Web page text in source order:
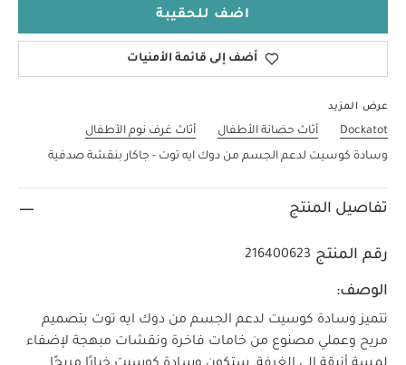
اضف للحقيبة
أضف إلى قائمة الأمنيات
عرض المزيد
Dockatot أثاث حضانة الأطفال
أثاث غرف نوم الأطفال
وسادة كوسيت لدعم الجسم من دوك ايه توت - جاكار بنقشة صدفية
تفاصيل المنتج
رقم المنتج 216400623
الوصف:
تتميز وسادة كوسيت لدعم الجسم من دوك ايه توت بتصميم
مريح وعملي مصنوع من خامات فاخرة ونقشات مبهجة لإضفاء